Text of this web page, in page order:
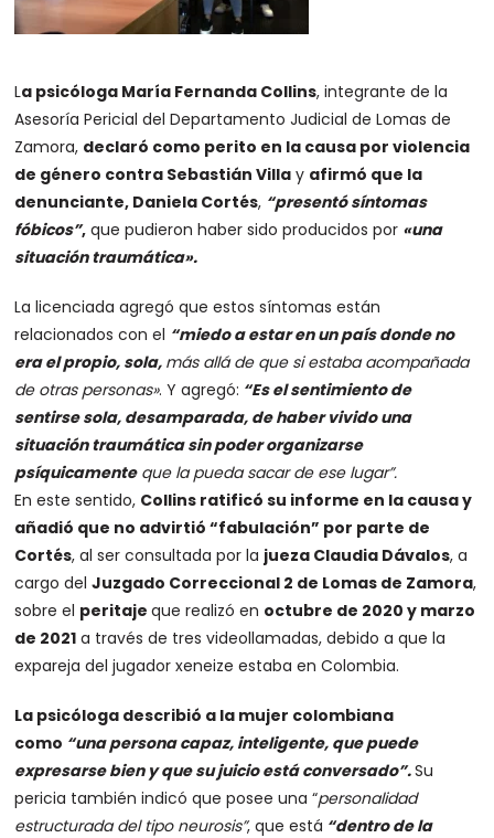
La psicóloga María Fernanda Collins, integrante de la
Asesoría Pericial del Departamento Judicial de Lomas de
Zamora, declaró como perito en la causa por violencia
de género contra Sebastián Villa y afirmó que la
denunciante, Daniela Cortés, “presentó síntomas
fóbicos”, que pudieron haber sido producidos por «una
situación traumática».
La licenciada agregó que estos síntomas están
relacionados con el “miedo a estar en un país donde no
era el propio, sola, más allá de que si estaba acompañada
de otras personas». Y agregó: “Es el sentimiento de
sentirse sola, desamparada, de haber vivido una
situación traumática sin poder organizarse
psíquicamenteque la pueda sacar de ese lugar”.
En este sentido, Collins ratificó su informe en la causa y
añadió que no advirtió “fabulación” por parte de
Cortés, al ser consultada por la jueza Claudia Dávalos, a
cargo delJuzgado Correccional 2 de Lomas de Zamora,
sobre el peritajeque realizó en octubre de 2020 y marzo
de 2021 a través de tres videollamadas, debido a que la
expareja del jugador xeneize estaba en Colombia.
La psicóloga describió a la mujer colombiana
como “una persona capaz, inteligente, que puede
expresarse bien y que su juicio está conversado”.Su
pericia también indicó que posee una “personalidad
estructurada del tipo neurosis”, que está “dentro de la